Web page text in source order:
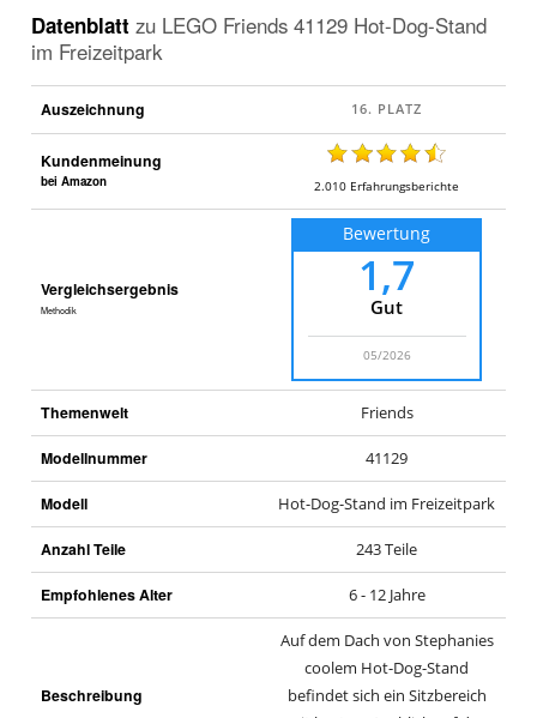
Datenblatt zu LEGO Friends 41129 Hot-Dog-Stand
im Freizeitpark
Auszeichnung
Kundenmeinung
bei Amazon 2.010 Erfahrungsberichte
Vergleichsergebnis
Methodik
Bewertung
1,7
Gut
05/2026
Themenwelt Friends
Modellnummer 41129
Modell Hot-Dog-Stand im Freizeitpark
Anzahl Teile 243 Teile
Empfohlenes Alter 6 - 12 Jahre
Beschreibung
Auf dem Dach von Stephanies
coolem Hot-Dog-Stand
befindet sich ein Sitzbereich